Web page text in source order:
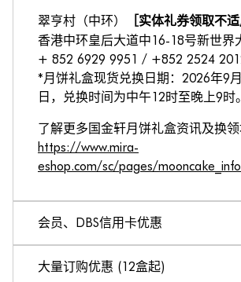
翠亨村（中环） ［实体礼券领取不适
香港中环皇后大道中16-18号新世界
+ 852 6929 9951 / +852 2524
*月饼礼盒现货兑换日期：2026年9
日，兑换时间为中午12时至晚上9时。
了解更多国金轩月饼礼盒资讯及换
https://www.mira-
eshop.com/sc/pages/
会员、DBS信用卡优惠
2026年6月23日至2026年8月17日:
大量订购优惠 (12盒起)